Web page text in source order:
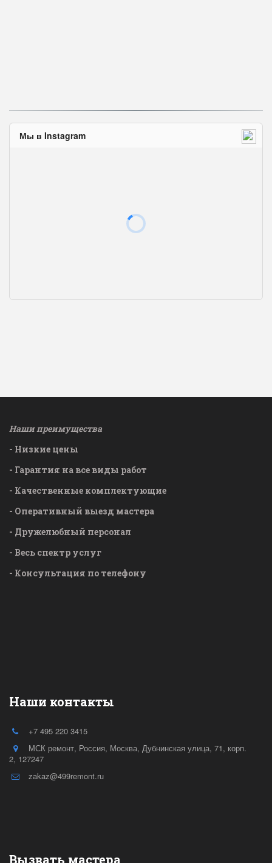
Мы в Instagram
Наши преимущества­­
- Низкие цены
- Гарантия на все виды работ
- Качественные комплектующие
- Оперативный выезд мастера
- Дружелюбный персонал
- Весь спектр услуг
- Консультация по телефону
Наши контакты
+7 495 220 3415
МСК ремонт, Россия, Москва, Дубнинская улица, 71, корп.
2, 127247
zakaz@499remont.ru
Вызвать мастера